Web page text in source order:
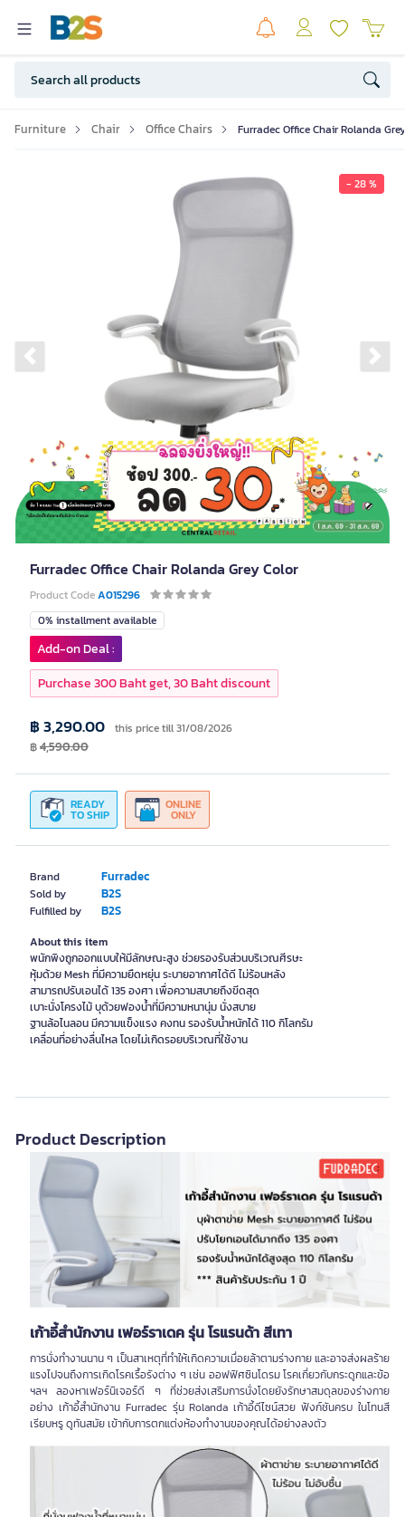
Furniture Chair Office Chairs Furradec Office Chair Rolanda
- 28 %
Previous slide
Furradec Office Chair Rolanda Grey Color
Product CodeA015296
Brand Furradec
Sold by B2S
Fulfilled by B2S
0% installment available
READY
TO SHIP
ONLINE
ONLY
฿ 3,290.00 this price till 31/08/2026
฿4,590.00
Add-on Deal :
Purchase 300 Baht get, 30 Baht discount
About this item
พนักพิงถูกออกแบบให้มีลักษณะสูง ช่วยรองรับส่วนบริเวณศีรษะ
หุ้มด้วย Mesh ที่มีความยืดหยุ่น ระบายอากาศได้ดี ไม่ร้อนหลัง
สามารถปรับเอนได้ 135 องศา เพื่อความสบายถึงขีดสุด
เบาะนั่งโครงไม้ บุด้วยฟองน้ำที่มีความหนานุ่ม นั่งสบาย
ฐานล้อไนลอน มีความแข็งแรง คงทน รองรับน้ำหนักได้ 110 กิโลกรัม
เคลื่อนที่อย่างลื่นไหล โดยไม่เกิดรอยบริเวณที่ใช้งาน
Product Description
เก้าอี้สำนักงาน เฟอร์ราเดค รุ่น โรแรนด้า สีเทา
การนั่งทำงานนาน ๆ เป็นสาเหตุที่ทำให้เกิดความเมื่อยล้าตามร่างกาย และอาจส่งผลร้าย
แรงไปจนถึงการเกิดโรคเรื้อรังต่าง ๆ เช่น ออฟฟิศซินโดรม โรคเกี่ยวกับกระดูกและข้อ
ฯลฯ ลองหาเฟอร์นิเจอร์ดี ๆ ที่ช่วยส่งเสริมการนั่งโดยยังรักษาสมดุลของร่างกาย
อย่าง เก้าอี้สำนักงาน Furradec รุ่น Rolanda เก้าอี้ดีไซน์สวย ฟังก์ชันครบ ในโทนสี
เรียบหรู ดูทันสมัย เข้ากับการตกแต่งห้องทำงานของคุณได้อย่างลงตัว